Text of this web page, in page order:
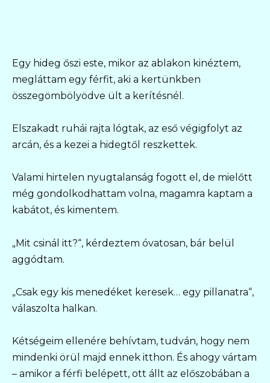
Egy hideg őszi este, mikor az ablakon kinéztem,
megláttam egy férfit, aki a kertünkben
összegömbölyödve ült a kerítésnél.
Elszakadt ruhái rajta lógtak, az eső végigfolyt az
arcán, és a kezei a hidegtől reszkettek.
Valami hirtelen nyugtalanság fogott el, de mielőtt
még gondolkodhattam volna, magamra kaptam a
kabátot, és kimentem.
„Mit csinál itt?“, kérdeztem óvatosan, bár belül
aggódtam.
„Csak egy kis menedéket keresek… egy pillanatra“,
válaszolta halkan.
Kétségeim ellenére behívtam, tudván, hogy nem
mindenki örül majd ennek itthon. És ahogy vártam
– amikor a férfi belépett, ott állt az előszobában a